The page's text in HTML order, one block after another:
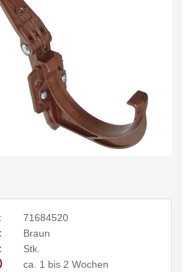
71684520
Braun
Stk.
ca. 1 bis 2 Wochen